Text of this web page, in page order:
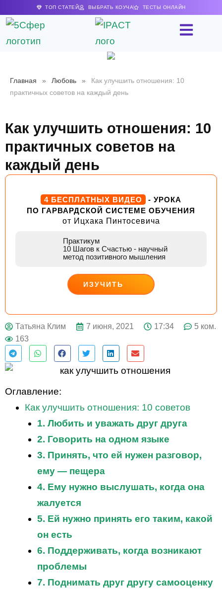
ТОП СТАТЕЙ ВЫБРАТЬ КОУЧА ТЕСТЫ ОНЛАЙН
Главная » Любовь »
Как улучшить отношения: 10
практичных советов на каждый день
Как улучшить отношения: 10
практичных советов на
каждый день
4 БЕСПЛАТНЫХ ВИДЕО
- УРОКА
ПО ГАРВАРДСКОЙ СИСТЕМЕ ОБУЧЕНИЯ
от Ицхака Пинтосевича
Практикум
10 Шагов к Счастью - научный
метод позитивного мышления
ИЗУЧИТЬ
ДЕЙСТВУЙ
Татьяна Клим 7 июня, 2021 17:34
5 ком.
163
Оглавление:
Как улучшить отношения: 10 советов
1. Любить и уважать друг друга
2. Говорить на одном языке
3. Принять, что ей нужен разговор,
ему — пещера
4. Ему нужно выслушать, когда она
жалуется
5. Ей нужно принять его таким, какой
он есть
6. Поддерживать, когда возникают
проблемы
7. Поднимать друг другу самооценку